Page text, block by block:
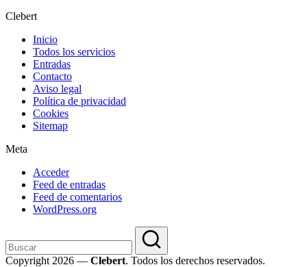
Clebert
Inicio
Todos los servicios
Entradas
Contacto
Aviso legal
Política de privacidad
Cookies
Sitemap
Meta
Acceder
Feed de entradas
Feed de comentarios
WordPress.org
Copyright 2026 — Clebert. Todos los derechos reservados.